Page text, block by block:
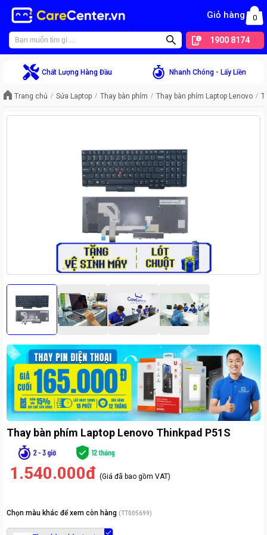
Giỏ hàng 0
1900 8174
Chất Lượng Hàng Đầu Nhanh Chóng - Lấy Liền
Trang chủ Sửa Laptop Thay bàn phím Thay bàn phím Laptop Lenovo
Thay bàn phím Laptop Lenovo Thinkpad P51S
1.540.000đ (Giá đã bao gồm VAT)
Chọn màu khác để xem còn hàng (TT005699)